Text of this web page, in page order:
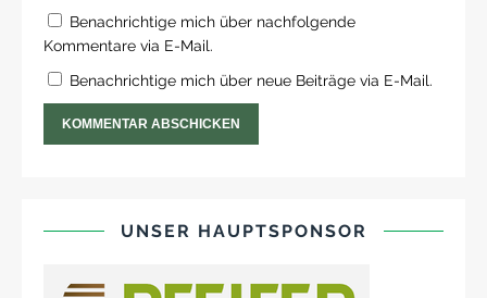
Benachrichtige mich über nachfolgende
Kommentare via E-Mail.
Benachrichtige mich über neue Beiträge via E-Mail.
UNSER HAUPTSPONSOR